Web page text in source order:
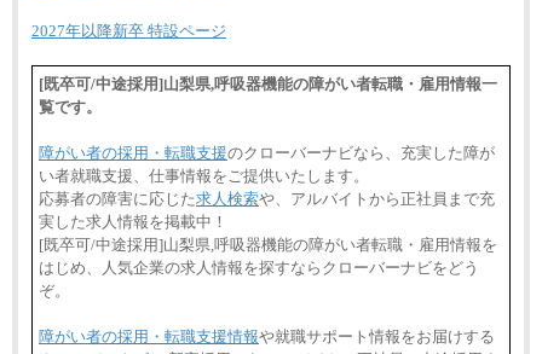
⑯月給185,000円以上
⑰月給237,000円以上
⑱月給212,000円以上
⑲東京：月給202,000 円以上 、京都：月給193,000 円
以上
㉒月給185,000 円以上
㉓月給224,500円以上
※全コース共通※ 能力・経験・勤務地などにより
異なります
※試用期間中も給与に変更はございません。
2027年以降新卒 特設ページ
[既卒可/中途採用]山梨県,呼吸器機能の障がい者転職・雇用情報一
覧です。
障がい者の採用・転職支援のクローバーナビなら、充実した障が
い者就職支援、仕事情報をご提供いたします。
応募者の障害に応じた求人検索や、アルバイトから正社員まで充
実した求人情報を掲載中！
[既卒可/中途採用]山梨県,呼吸器機能の障がい者転職・雇用情報を
はじめ、人気企業の求人情報を探すならクローバーナビをどう
ぞ。
障がい者の採用・転職支援情報や就職サポート情報をお届けする